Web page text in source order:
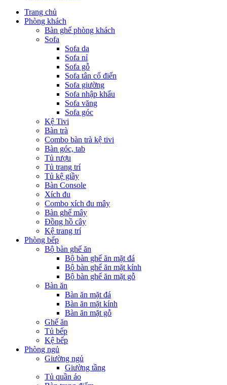
Trang chủ
Phòng khách
Bàn ghế phòng khách
Sofa
Sofa da
Sofa nỉ
Sofa gỗ
Sofa tân cổ điển
Sofa giường
Sofa nhập khẩu
Sofa văng
Sofa góc
Kệ Tivi
Bàn trà
Combo bàn trà kệ tivi
Bàn góc, tab
Tủ rượu
Tủ trang trí
Tủ kệ giầy
Bàn Console
Xích đu
Combo xích đu mây
Bàn ghế mây
Đồng hồ cây
Kệ trang trí
Phòng bếp
Bộ bàn ghế ăn
Bộ bàn ghế ăn mặt đá
Bộ bàn ghế ăn mặt kính
Bộ bàn ghế ăn mặt gỗ
Bàn ăn
Bàn ăn mặt đá
Bàn ăn mặt kính
Bàn ăn mặt gỗ
Ghế ăn
Tủ bếp
Kệ bếp
Phòng ngủ
Giường ngủ
Giường tầng
Tủ quần áo